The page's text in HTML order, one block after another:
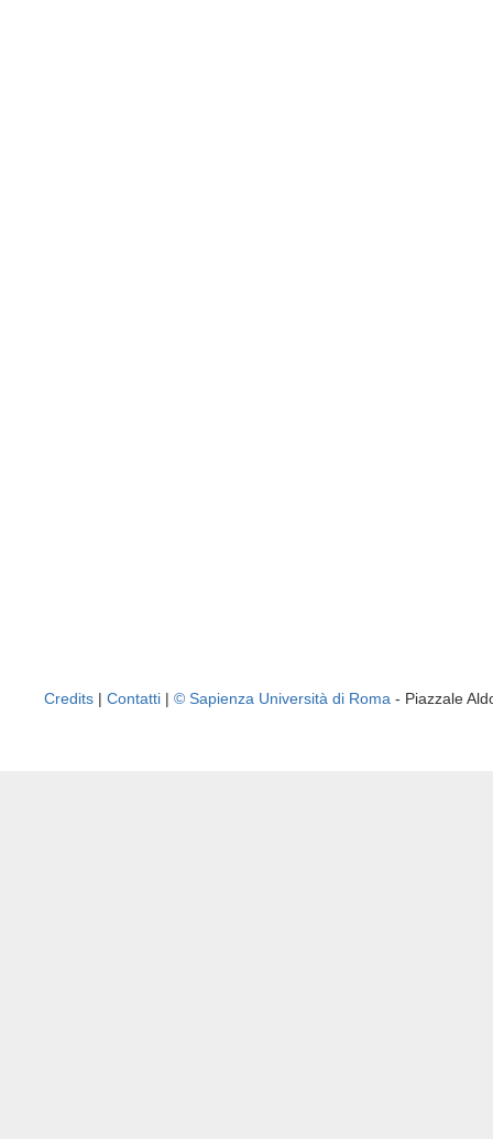
Credits | Contatti | © Sapienza Università di Roma - Piazzale